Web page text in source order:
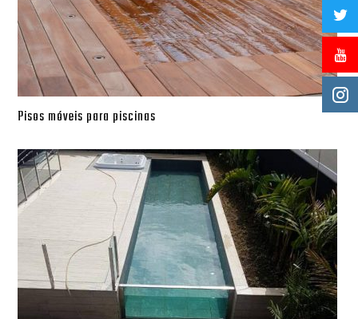
Pisos móveis para piscinas